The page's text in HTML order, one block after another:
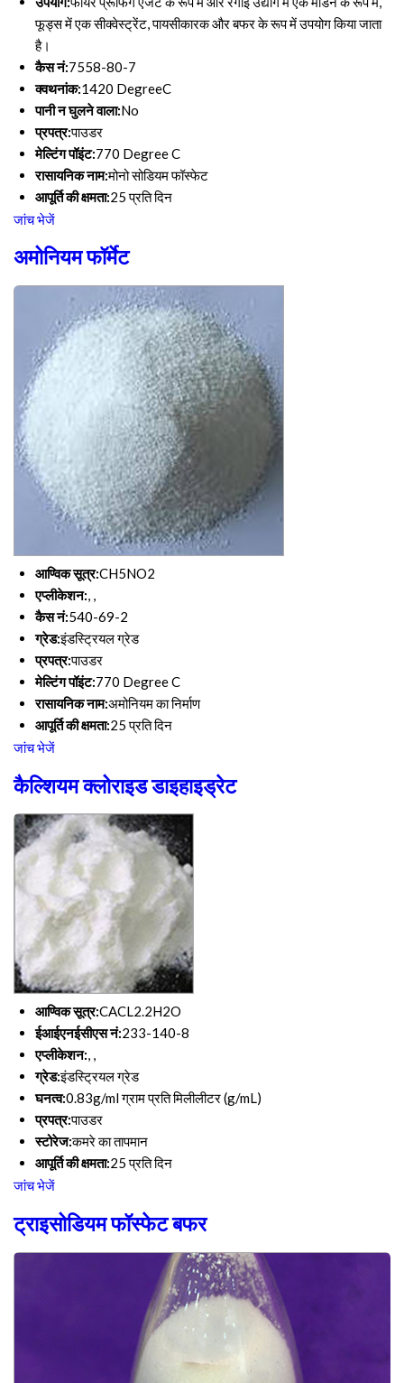
फूड्स में एक सीक्वेस्ट्रेंट, पायसीकारक और बफर के रूप में उपयोग किया जाता
है।
कैस नं:7558-80-7
क्वथनांक:1420 DegreeC
पानी न घुलने वाला:No
प्रपत्र:पाउडर
मेल्टिंग पॉइंट:770 Degree C
रासायनिक नाम:मोनो सोडियम फॉस्फेट
आपूर्ति की क्षमता:25 प्रति दिन
जांच भेजें
अमोनियम फॉर्मेट
आण्विक सूत्र:CH5NO2
एप्लीकेशन:, ,
कैस नं:540-69-2
ग्रेड:इंडस्ट्रियल ग्रेड
प्रपत्र:पाउडर
मेल्टिंग पॉइंट:770 Degree C
रासायनिक नाम:अमोनियम का निर्माण
आपूर्ति की क्षमता:25 प्रति दिन
जांच भेजें
कैल्शियम क्लोराइड डाइहाइड्रेट
आण्विक सूत्र:CACL2.2H2O
ईआईएनईसीएस नं:233-140-8
एप्लीकेशन:, ,
ग्रेड:इंडस्ट्रियल ग्रेड
घनत्व:0.83g/ml ग्राम प्रति मिलीलीटर (g/mL)
प्रपत्र:पाउडर
स्टोरेज:कमरे का तापमान
आपूर्ति की क्षमता:25 प्रति दिन
जांच भेजें
ट्राइसोडियम फॉस्फेट बफर